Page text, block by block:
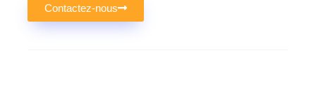
Contactez-nous